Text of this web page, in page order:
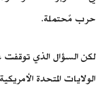
حرب مٌحتملة.
لكن السؤال الذي توقفت
الولايات المتحدة